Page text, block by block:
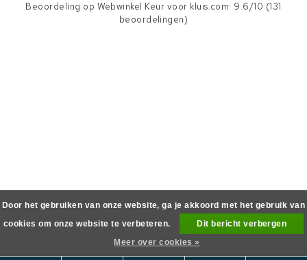
Beoordeling op Webwinkel Keur voor kluis.com: 9.6/10 (131
beoordelingen)
Door het gebruiken van onze website, ga je akkoord met het gebruik van
cookies om onze website te verbeteren.
Dit bericht verbergen
Meer over cookies »